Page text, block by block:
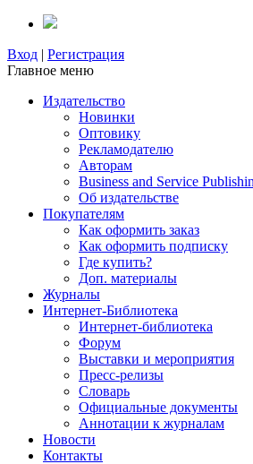
Вход | Регистрация
Главное меню
Издательство
Новинки
Оптовику
Рекламодателю
Авторам
Business and Service
Об издательстве
Покупателям
Как оформить заказ
Как оформить подписку
Где купить?
Доп. материалы
Журналы
Интернет-Библиотека
Интернет-библиотека
Форум
Выставки и мероприятия
Пресс-релизы
Словарь
Официальные документы
Аннотации к журналам
Новости
Контакты